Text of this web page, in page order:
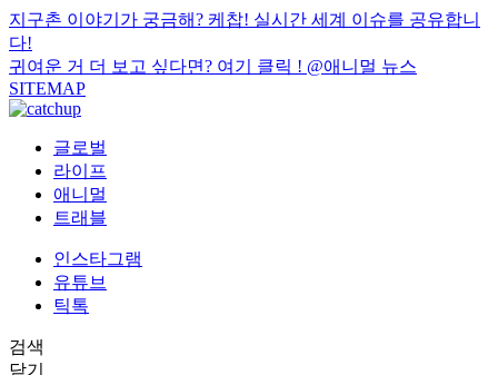
지구촌 이야기가 궁금해? 케찹! 실시간 세계 이슈를 공유합니
다!
귀여운 거 더 보고 싶다면? 여기 클릭 ! @애니멀 뉴스
SITEMAP
글로벌
라이프
애니멀
트래블
인스타그램
유튜브
틱톡
검색
닫기